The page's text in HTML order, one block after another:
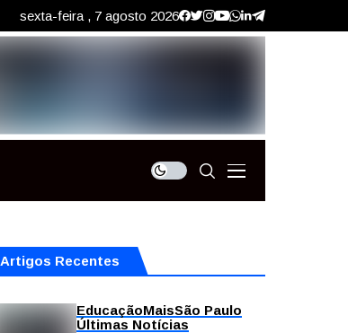
sexta-feira , 7 agosto 2026
Artigos Recentes
EducaçãoMaisSão Paulo
Últimas Notícias